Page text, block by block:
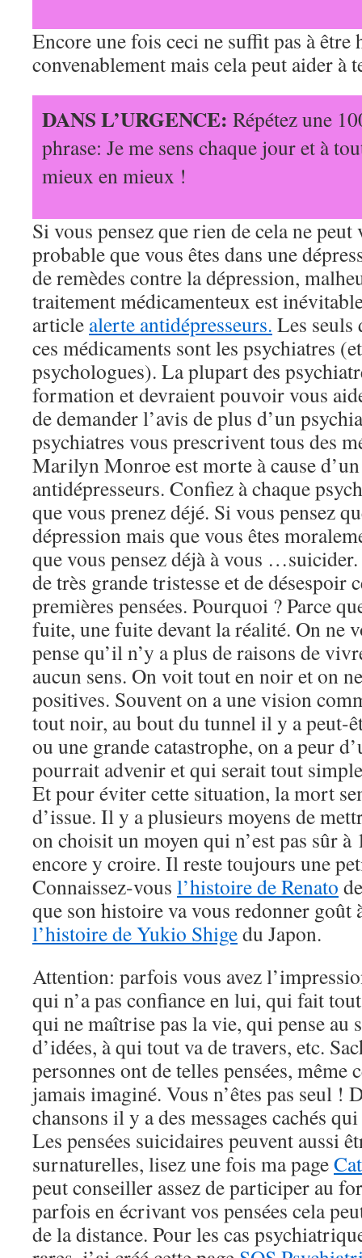
Encore une fois ceci ne suffit pas à être
convenablement mais cela peut aider à
DANS L’URGENCE: Répétez une
phrase: Je me sens chaque jour et à
mieux en mieux !
Si vous pensez que rien de cela ne
probable que vous êtes dans une
de remèdes contre la dépression,
traitement médicamenteux est
article alerte antidépresseurs. Les seuls
ces médicaments sont les psychiatres
psychologues). La plupart des
formation et devraient pouvoir vous
de demander l’avis de plus d’un
psychiatres vous prescrivent tous des
Marilyn Monroe est morte à cause
antidépresseurs. Confiez à chaque
que vous prenez déjé. Si vous pensez
dépression mais que vous êtes
que vous pensez déjà à vous
de très grande tristesse et de désespoir
premières pensées. Pourquoi ? Parce
fuite, une fuite devant la réalité. On ne
pense qu’il n’y a plus de raisons de
aucun sens. On voit tout en noir et on
positives. Souvent on a une vision
tout noir, au bout du tunnel il y a peut-
ou une grande catastrophe, on a peur
pourrait advenir et qui serait tout
Et pour éviter cette situation, la mort
d’issue. Il y a plusieurs moyens de
on choisit un moyen qui n’est pas sûr à
encore y croire. Il reste toujours une
Connaissez-vous l’histoire de Renato
que son histoire va vous redonner goût
l’histoire de Yukio Shigedu Japon.
Attention: parfois vous avez
qui n’a pas confiance en lui, qui fait
qui ne maîtrise pas la vie, qui pense au
d’idées, à qui tout va de travers, etc.
personnes ont de telles pensées, même
jamais imaginé. Vous n’êtes pas seul !
chansons il y a des messages cachés
Les pensées suicidaires peuvent aussi
surnaturelles, lisez une fois ma page
peut conseiller assez de participer au
parfois en écrivant vos pensées cela
de la distance. Pour les cas